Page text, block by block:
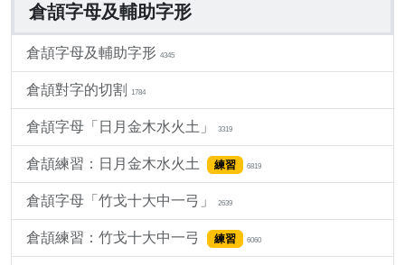
倉頡字母及輔助字形
倉頡字母及輔助字形 4345
倉頡對字的切割 1784
倉頡字母「日月金木水火土」 3319
倉頡練習：日月金木水火土 練習 6819
倉頡字母「竹戈十大中一弓」 2639
倉頡練習：竹戈十大中一弓 練習 6060